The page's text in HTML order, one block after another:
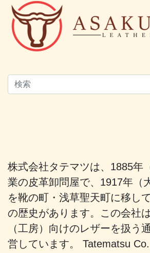
株式会社タテマツは、1885年
業の皮革卸問屋で、1917年（
を靴の町・浅草聖天町に移し
の歴史があります。この会社
（工房）向けのレザーを扱う
営しています。 Tatematsu